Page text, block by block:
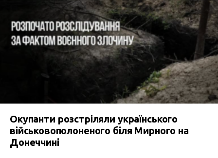
Окупанти розстріляли українського
військовополоненого біля Мирного на
Донеччині